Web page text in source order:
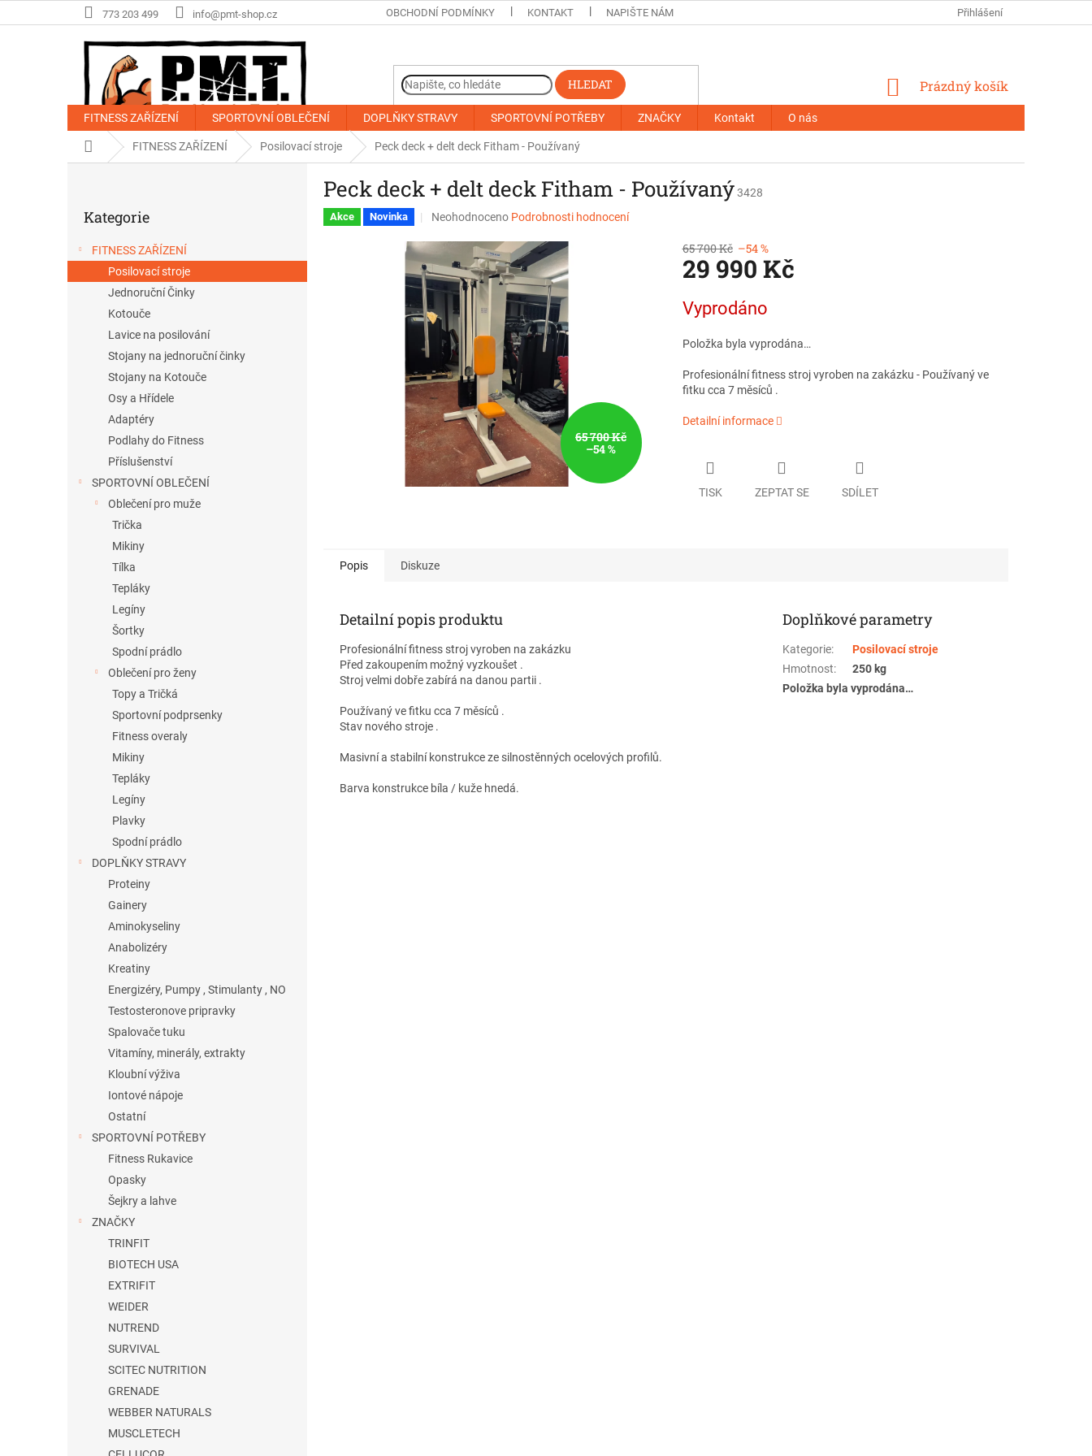
na
773 203 499 info@pmt-shop.cz OBCHODNÍ PODMÍNKY KONTAKT NAPIŠTE NÁM Přihlášení
HLEDAT
NÁKUPNÍ
KOŠÍK
Prázdný košík
FITNESS ZAŘÍZENÍ SPORTOVNÍ OBLEČENÍ DOPLŇKY STRAVY SPORTOVNÍ POTŘEBY ZNAČKY Kontakt O nás
Domů FITNESS ZAŘÍZENÍ Posilovací stroje Peck deck + delt deck Fitham - Používaný
a
n
kategorie
Kategorie
FITNESS ZAŘÍZENÍ
Posilovací stroje
Jednoruční Činky
Kotouče
Lavice na posilování
Stojany na jednoruční činky
Stojany na Kotouče
Osy a Hřídele
Adaptéry
Podlahy do Fitness
Příslušenství
SPORTOVNÍ OBLEČENÍ
Oblečení pro muže
Trička
Mikiny
Tílka
Tepláky
Legíny
Šortky
Spodní prádlo
Oblečení pro ženy
Topy a Tričká
Sportovní podprsenky
Fitness overaly
Mikiny
Tepláky
Legíny
Plavky
Spodní prádlo
DOPLŇKY STRAVY
Proteiny
Gainery
Aminokyseliny
Anabolizéry
Kreatiny
Energizéry, Pumpy , Stimulanty , NO
Testosteronove pripravky
Spalovače tuku
Vitamíny, minerály, extrakty
Kloubní výživa
Iontové nápoje
Ostatní
SPORTOVNÍ POTŘEBY
Fitness Rukavice
Opasky
Šejkry a lahve
ZNAČKY
TRINFIT
BIOTECH USA
EXTRIFIT
WEIDER
NUTREND
SURVIVAL
SCITEC NUTRITION
GRENADE
WEBBER NATURALS
MUSCLETECH
Peck deck + delt deck Fitham - Používaný3428
Akce Novinka
Průměrné
produktu
je
0,0
z
5
hvězdiček.
Neohodnoceno Podrobnosti hodnocení
65 700 Kč
–54 %
65 700 Kč –54 %
29 990 Kč
cena:
Vyprodáno
Položka byla vyprodána…
Profesionální fitness stroj vyroben na zakázku - Používaný ve
fitku cca 7 měsíců .
Detailní informace
TISK ZEPTAT SE SDÍLET
Popis Diskuze
Detailní popis produktu
Profesionální fitness stroj vyroben na zakázku
Před zakoupením možný vyzkoušet .
Stroj velmi dobře zabírá na danou partii .
Používaný ve fitku cca 7 měsíců .
Stav nového stroje .
Masivní a stabilní konstrukce ze silnostěnných ocelových profilů.
Barva konstrukce bíla / kuže hnedá.
Doplňkové parametry
Kategorie:
Posilovací stroje
Hmotnost:
250 kg
Položka byla vyprodána…